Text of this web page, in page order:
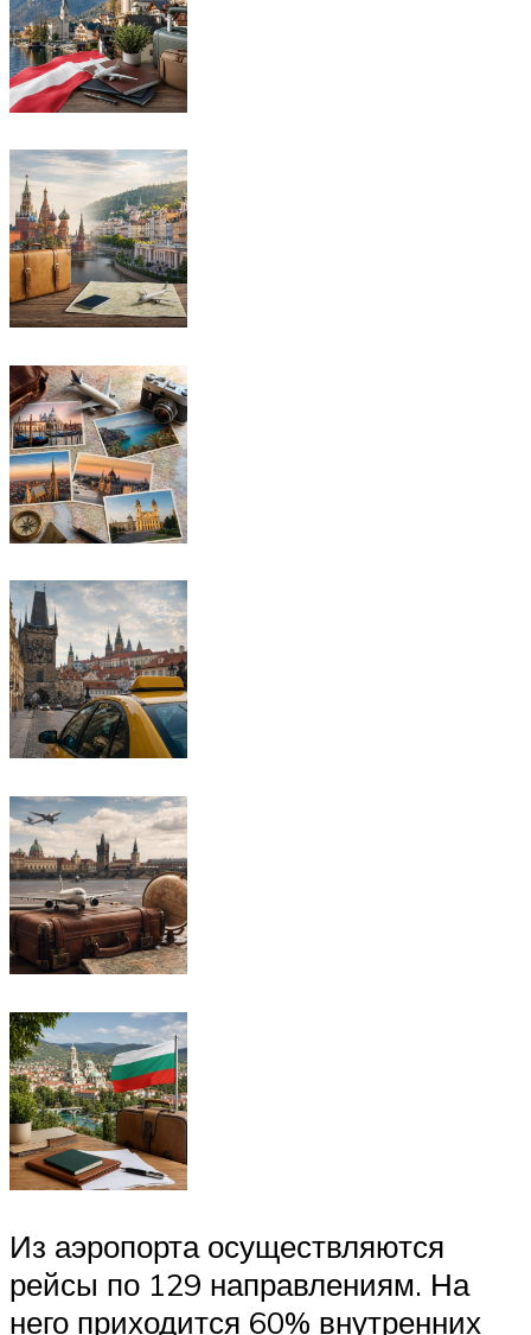
Из аэропорта осуществляются
рейсы по 129 направлениям. На
него приходится 60% внутренних